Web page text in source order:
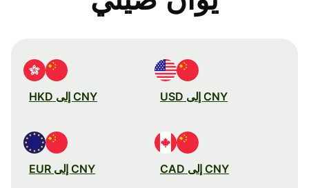
CNY إلى USD CNY إلى HKD
CNY إلى CAD CNY إلى EUR